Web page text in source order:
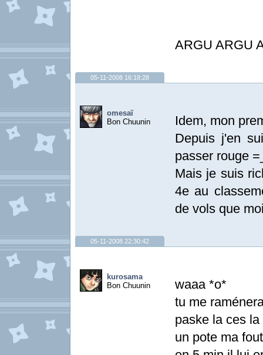
ARGU ARGU
05-11-2008 16:18:28
omesaï
Bon Chuunin
Idem, mon
Depuis j'en
passer rouge
Mais je suis
4e au
de vols que
05-11-2008 22:30:42
kurosama
Bon Chuunin
waaa *o*
tu me
paske la ces
un pote ma